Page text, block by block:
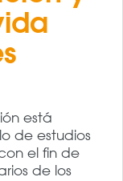
está
de estudios
el fin de
de los